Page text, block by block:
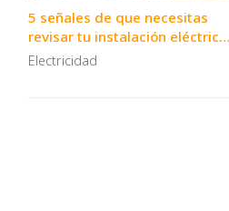
5 señales de que necesitas
revisar tu instalación eléctrica
urgentemente
Electricidad